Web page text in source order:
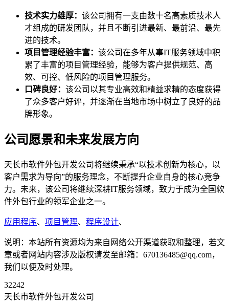
技术实力雄厚： 该公司拥有一支由数十名高素质技术人
才组成的研发团队，并且不断引进最新、最前沿、最先
进的技术。
项目管理经验丰富： 该公司在多年从事IT服务领域中积
累了丰富的项目管理经验，能够为客户提供规范、高
效、可控、低风险的项目管理服务。
口碑良好： 该公司以其专业高效和精益求精的态度获得
了众多客户好评，并逐渐在当地市场中树立了良好的品
牌形象。
公司愿景和未来发展方向
天长市软件外包开发公司将继续秉承“以技术创新为核心，以
客户需求为导向”的服务理念，不断提升企业自身的核心竞争
力。未来，该公司将继续深耕IT服务领域，致力于成为全国软
件外包行业的领军企业之一。
应用程序、 项目管理、 程序设计、
说明：本站所有资源均为来自网络公开渠道获取和整理，若文
章或者网站内容涉及版权请发至邮箱：670136485@qq.com，
我们以便及时处理。
32242
天长市软件外包开发公司